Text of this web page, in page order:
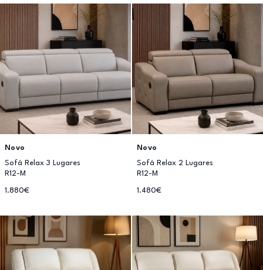
Novo
Sofá Relax 3 Lugares
R12-M
1.880€
Novo
Sofá Relax 2 Lugares
R12-M
1.480€